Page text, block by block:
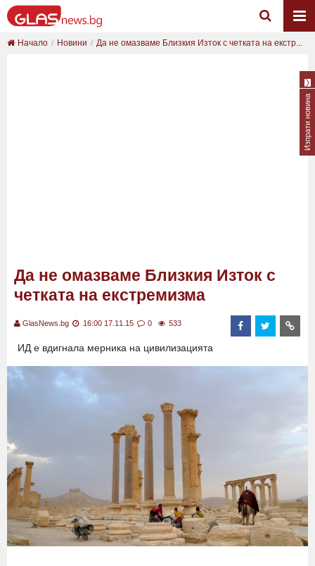
Начало Новини Да не омазваме Близкия Изток с четката на екстр...
Да не омазваме Близкия Изток с
четката на екстремизма
GlasNews.bg 16:00 17.11.15 0 533
ИД е вдигнала мерника на цивилизацията
Изпрати новина